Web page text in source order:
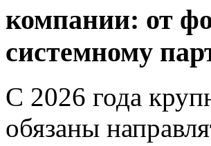
компании: от
системному
С 2026 года
обязаны